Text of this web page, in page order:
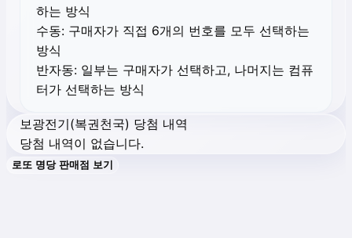
하는 방식
수동: 구매자가 직접 6개의 번호를 모두 선택하는
방식
반자동: 일부는 구매자가 선택하고, 나머지는 컴퓨
터가 선택하는 방식
보광전기(복권천국) 당첨 내역
당첨 내역이 없습니다.
로또 명당 판매점 보기